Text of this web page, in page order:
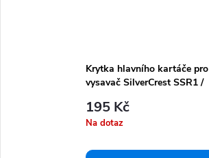
Krytka hlavního kartáče pro
vysavač SilverCrest SSR1 /
195 Kč
Na dotaz